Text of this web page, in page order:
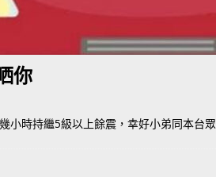
你
小時持繼5級以上餘震，幸好小弟同本台眾